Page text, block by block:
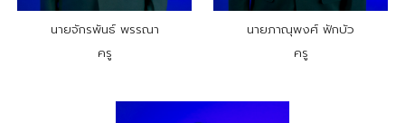
นายจักรพันธ์ พรรณา
ครู
นายภาณุพงศ์ ฟักบัว
ครู